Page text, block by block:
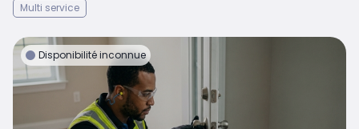
Multi service
Disponibilité inconnue